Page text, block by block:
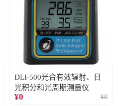
DLI-500光合有效辐射、日
光积分和光周期测量仪
¥0 ¥0